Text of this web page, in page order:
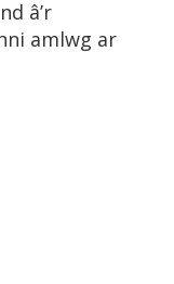
â’r
amlwg ar